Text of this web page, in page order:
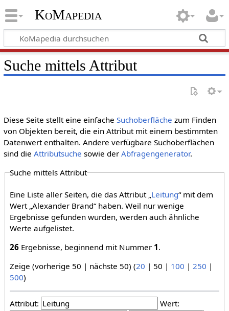
KoMapedia
Suche mittels Attribut
Diese Seite stellt eine einfache Suchoberfläche zum Finden
von Objekten bereit, die ein Attribut mit einem bestimmten
Datenwert enthalten. Andere verfügbare Suchoberflächen
sind die Attributsuche sowie der Abfragengenerator.
Suche mittels Attribut
Eine Liste aller Seiten, die das Attribut „ Leitung“ mit dem
Wert „Alexander Brand“ haben. Weil nur wenige
Ergebnisse gefunden wurden, werden auch ähnliche
Werte aufgelistet.
26 Ergebnisse, beginnend mit Nummer 1.
Zeige (vorherige 50 | nächste 50) (20 | 50 | 100 |250 |
500)
Attribut: Wert: